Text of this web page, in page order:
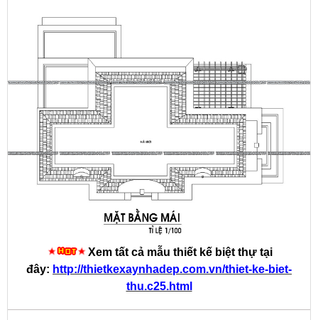
Xem tất cả mẫu thiết kế biệt thự tại
đây: http://thietkexaynhadep.com.vn/thiet-ke-biet-
thu.c25.html